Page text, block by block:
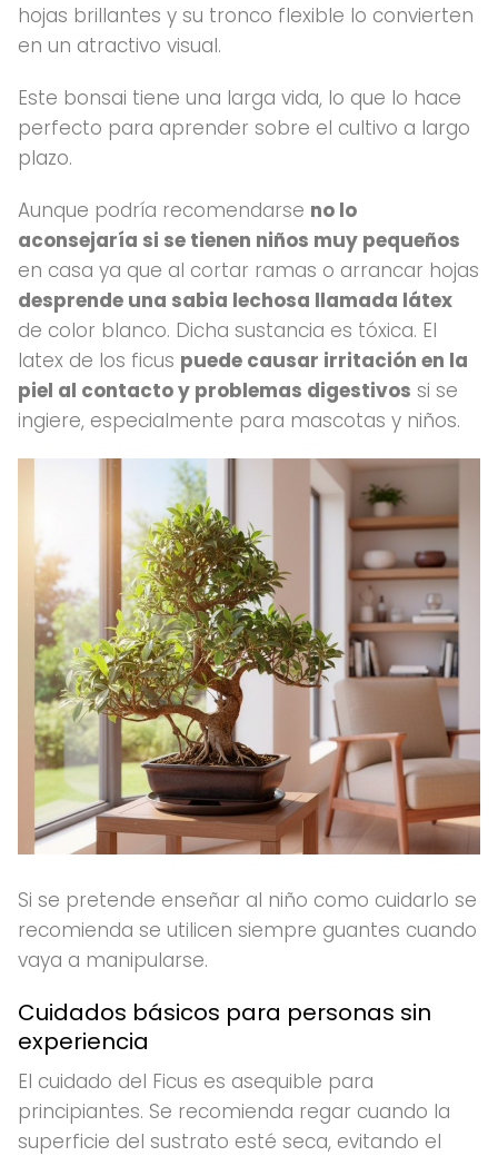
hojas brillantes y su tronco flexible lo convierten
en un atractivo visual.
Este bonsai tiene una larga vida, lo que lo hace
perfecto para aprender sobre el cultivo a largo
plazo.
Aunque podría recomendarse no lo
aconsejaría si se tienen niños muy pequeños
en casa ya que al cortar ramas o arrancar hojas
desprende una sabia lechosa llamada látex
de color blanco. Dicha sustancia es tóxica. El
latex de los ficus puede causar irritación en la
piel al contacto y problemas digestivos si se
ingiere, especialmente para mascotas y niños.
Si se pretende enseñar al niño como cuidarlo se
recomienda se utilicen siempre guantes cuando
vaya a manipularse.
Cuidados básicos para personas sin
experiencia
El cuidado del Ficus es asequible para
principiantes. Se recomienda regar cuando la
superficie del sustrato esté seca, evitando el